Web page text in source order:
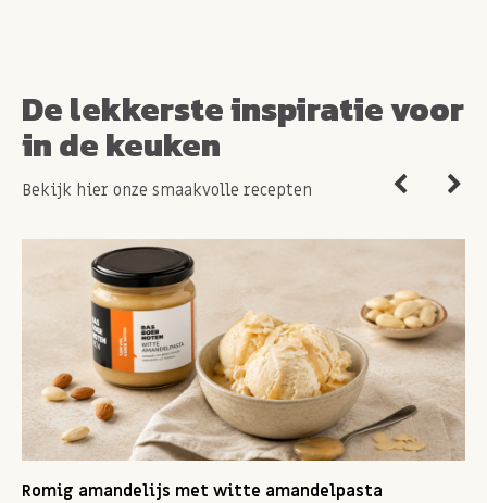
De lekkerste inspiratie voor
in de keuken
Bekijk hier onze smaakvolle recepten
Romig amandelijs met witte amandelpasta